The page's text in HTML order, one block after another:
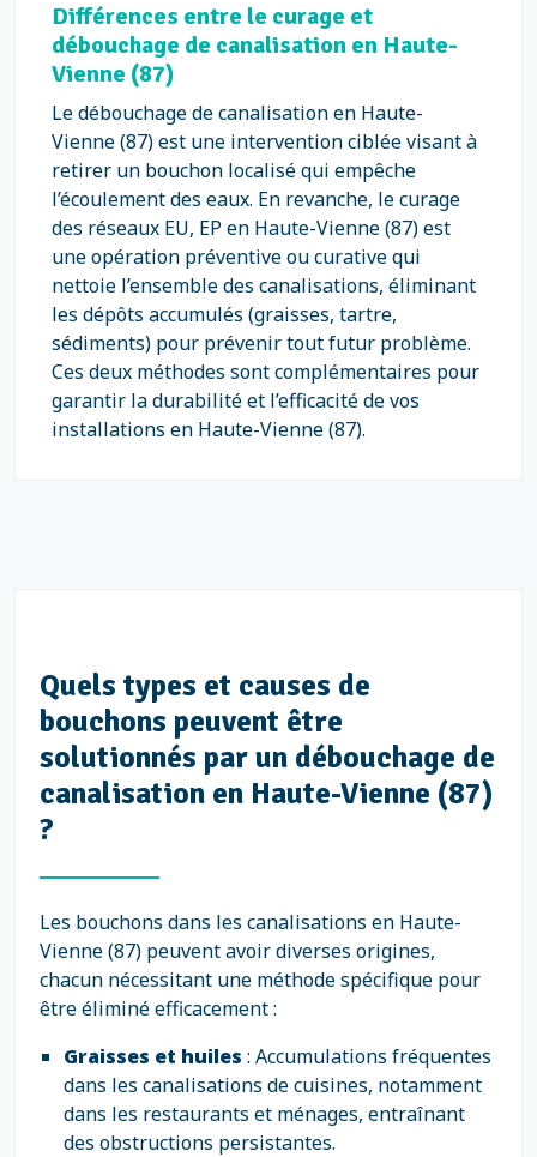
Différences entre le curage et
débouchage de canalisation en Haute-
Vienne (87)
Le débouchage de canalisation en Haute-
Vienne (87) est une intervention ciblée visant à
retirer un bouchon localisé qui empêche
l’écoulement des eaux. En revanche, le curage
des réseaux EU, EP en Haute-Vienne (87) est
une opération préventive ou curative qui
nettoie l’ensemble des canalisations, éliminant
les dépôts accumulés (graisses, tartre,
sédiments) pour prévenir tout futur problème.
Ces deux méthodes sont complémentaires pour
garantir la durabilité et l’efficacité de vos
installations en Haute-Vienne (87).
Quels types et causes de
bouchons peuvent être
solutionnés par un débouchage de
canalisation en Haute-Vienne (87)
?
Les bouchons dans les canalisations en Haute-
Vienne (87) peuvent avoir diverses origines,
chacun nécessitant une méthode spécifique pour
être éliminé efficacement :
Graisses et huiles : Accumulations fréquentes
dans les canalisations de cuisines, notamment
dans les restaurants et ménages, entraînant
des obstructions persistantes.